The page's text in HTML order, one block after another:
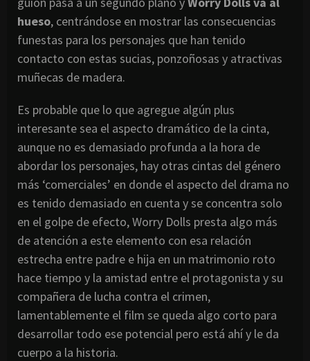
hueso, centrándose en mostrar las consecuencias
funestas para los personajes que han tenido
contacto con estas sucias, ponzoñosas y atractivas
muñecas de madera.
Es probable que lo que agregue algún plus
interesante sea el aspecto dramático de la cinta,
aunque no es demasiado profunda a la hora de
abordar los personajes, hay otras cintas del género
más ‘comerciales’ en donde el aspecto del drama no
es tenido demasiado en cuenta y se concentra solo
en el golpe de efecto, Worry Dolls presta algo más
de atención a este elemento con esa relación
estrecha entre padre e hija en un matrimonio roto
hace tiempo y la amistad entre el protagonista y su
compañera de lucha contra el crimen,
lamentablemente el film se queda algo corto para
desarrollar todo ese potencial pero está ahí y le da
cuerpo a la historia.